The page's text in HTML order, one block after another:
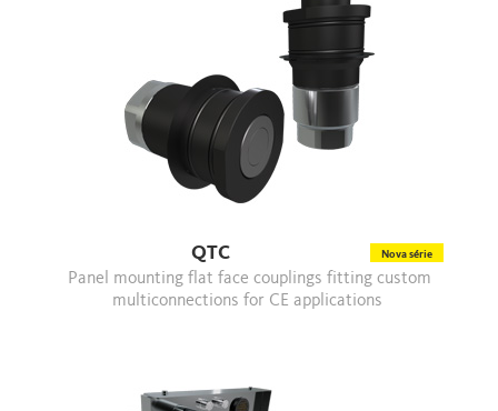
QTC Nova série
Panel mounting flat face couplings fitting custom
multiconnections for CE applications